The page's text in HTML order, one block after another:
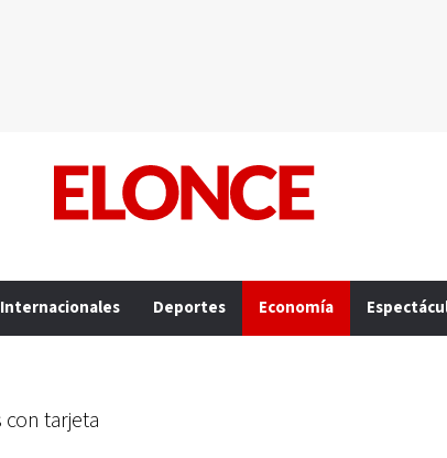
Internacionales Deportes Economía
tarjeta